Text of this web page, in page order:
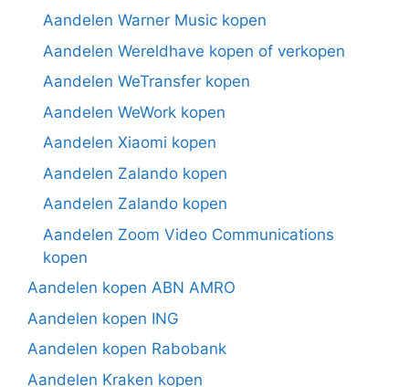
Aandelen Warner Music kopen
Aandelen Wereldhave kopen of verkopen
Aandelen WeTransfer kopen
Aandelen WeWork kopen
Aandelen Xiaomi kopen
Aandelen Zalando kopen
Aandelen Zalando kopen
Aandelen Zoom Video Communications
kopen
Aandelen kopen ABN AMRO
Aandelen kopen ING
Aandelen kopen Rabobank
Aandelen Kraken kopen